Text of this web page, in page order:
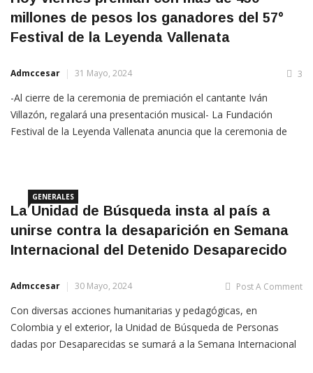
millones de pesos los ganadores del 57°
Festival de la Leyenda Vallenata
Admccesar 31 Mayo, 2024 3
-Al cierre de la ceremonia de premiación el cantante Iván
Villazón, regalará una presentación musical- La Fundación
Festival de la Leyenda Vallenata anuncia que la ceremonia de
GENERALES
La Unidad de Búsqueda insta al país a
unirse contra la desaparición en Semana
Internacional del Detenido Desaparecido
Admccesar 30 Mayo, 2024 Post A Comment
Con diversas acciones humanitarias y pedagógicas, en
Colombia y el exterior, la Unidad de Búsqueda de Personas
dadas por Desaparecidas se sumará a la Semana Internacional